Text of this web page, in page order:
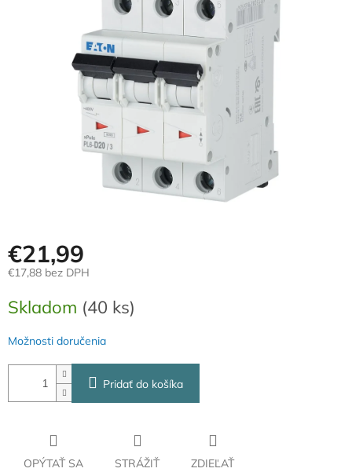
€21,99
€17,88 bez DPH
cena:
Skladom (40 ks)
Možnosti doručenia
Pridať do košíka
OPÝTAŤ SA STRÁŽIŤ ZDIEĽAŤ